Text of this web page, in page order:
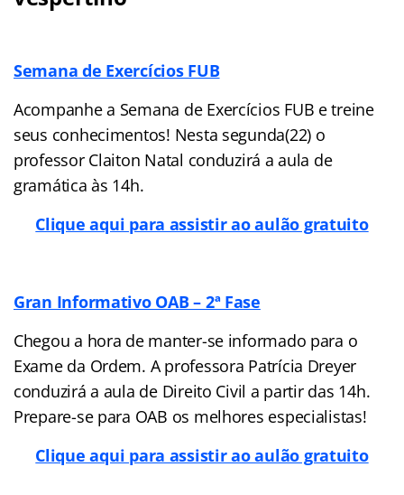
Semana de Exercícios FUB
Acompanhe a Semana de Exercícios FUB e treine
seus conhecimentos! Nesta segunda(22) o
professor Claiton Natal conduzirá a aula de
gramática às 14h.
Clique aqui para assistir ao aulão gratuito
Gran Informativo OAB – 2ª Fase
Chegou a hora de manter-se informado para o
Exame da Ordem. A professora Patrícia Dreyer
conduzirá a aula de Direito Civil a partir das 14h.
Prepare-se para OAB os melhores especialistas!
Clique aqui para assistir ao aulão gratuito